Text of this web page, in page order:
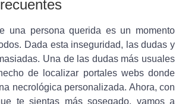
una persona querida es un momento
Dada esta inseguridad, las dudas y
Una de las dudas más usuales
de localizar portales webs donde
necrológica personalizada. Ahora, con
te sientas más sosegado, vamos a